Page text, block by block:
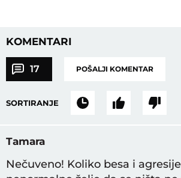
KOMENTARI
17 POŠALJI KOMENTAR
SORTIRANJE
Tamara
Nečuveno! Koliko besa i